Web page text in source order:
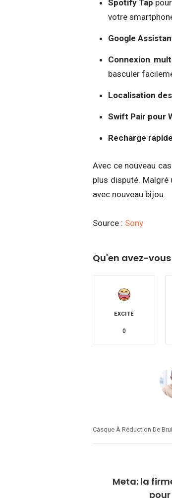
Spotify Tap
votre
Google
Connexion
basculer
Localisation
Swift Pair pour
Recharge rapide
Avec ce nouveau
plus disputé.
avec nouveau bijou.
Source : Sony
Qu'en avez-
EXCITÉ
0
Casque À Réduction De
Meta: la
pour